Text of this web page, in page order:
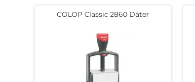
COLOP Classic 2860 Dater